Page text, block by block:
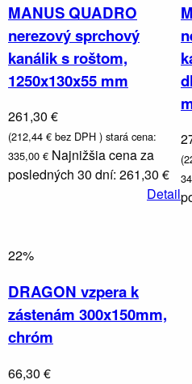
MANUS QUADRO
nerezový sprchový
kanálik s roštom,
1250x130x55 mm
261,30 €
(212,44 € bez DPH ) stará cena:
335,00 € Najnižšia cena za
posledných 30 dní: 261,30 €
Detail
22%
DRAGON vzpera k
zástenám 300x150mm,
chróm
66,30 €